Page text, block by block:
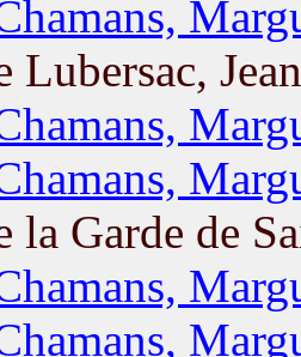
Lubersac, Jean
la Garde de